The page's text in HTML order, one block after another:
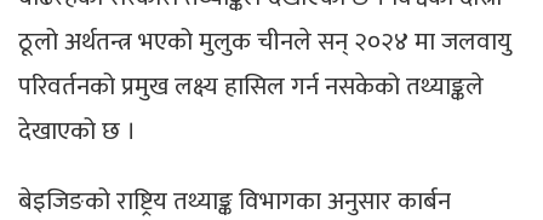
ठूलो अर्थतन्त्र भएको मुलुक चीनले सन् २०२४ मा जलवायु
परिवर्तनको प्रमुख लक्ष्य हासिल गर्न नसकेको तथ्याङ्कले
देखाएको छ ।
बेइजिङको राष्ट्रिय तथ्याङ्क विभागका अनुसार कार्बन